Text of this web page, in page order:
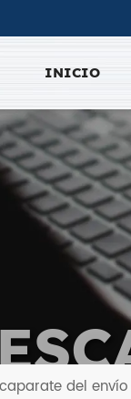
INICIO
del envío